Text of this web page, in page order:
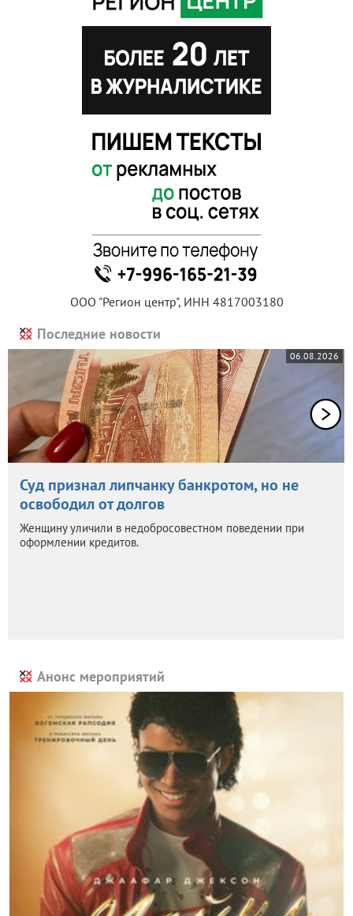
ООО "Регион центр", ИНН 4817003180
Последние новости
06.08.2026
Суд признал липчанку банкротом, но не
освободил от долгов
Женщину уличили в недобросовестном поведении при
оформлении кредитов.
Анонс мероприятий